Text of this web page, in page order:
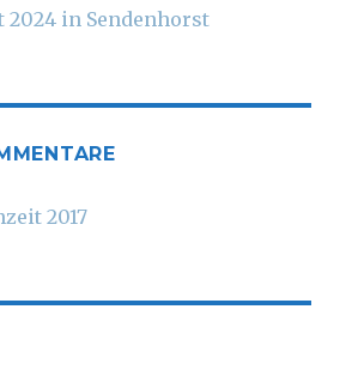
2024 in Sendenhorst
2017